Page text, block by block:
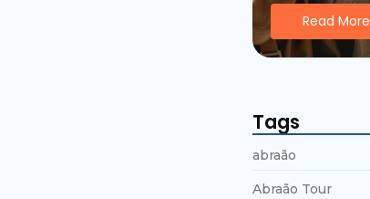
Read More
Tags
abraão
Abraão Tour